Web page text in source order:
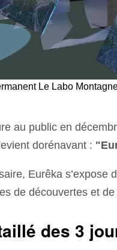
Le Labo
au public en
dorénavant :
Eurêka
de découvertes et
des 3